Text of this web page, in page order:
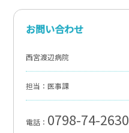
お問い合わせ
西宮渡辺病院
担当：医事課
電話： 0798-74-2630